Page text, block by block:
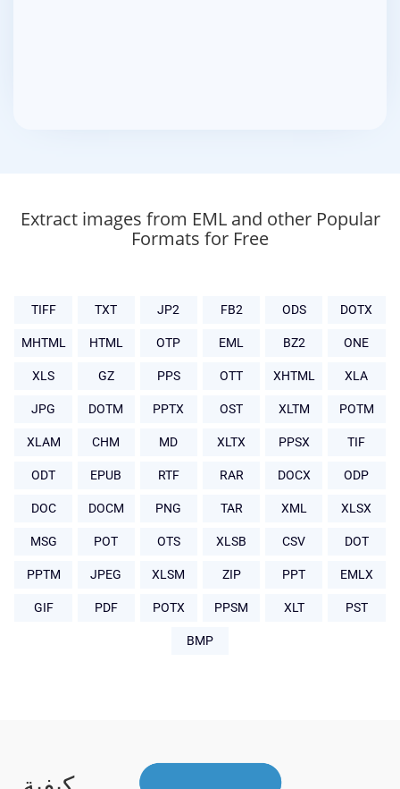
Extract images from EML and other Popular
Formats for Free
TIFF TXT JP2 FB2 ODS DOTX
MHTML HTML OTP EML BZ2 ONE
XLS GZ PPS OTT XHTML XLA
JPG DOTM PPTX OST XLTM POTM
XLAM CHM MD XLTX PPSX TIF
ODT EPUB RTF RAR DOCX ODP
DOC DOCM PNG TAR XML XLSX
MSG POT OTS XLSB CSV DOT
PPTM JPEG XLSM ZIP PPT EMLX
GIF PDF POTX PPSM XLT PST
BMP